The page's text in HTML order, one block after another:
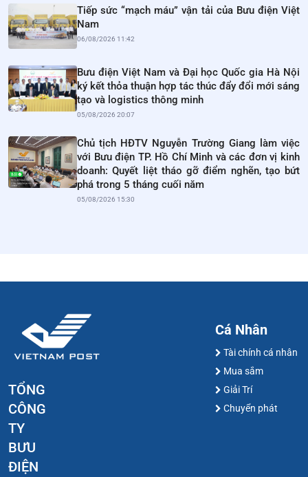
Tiếp sức “mạch máu” vận tải của Bưu điện Việt
Nam
06/08/2026 11:42
Bưu điện Việt Nam và Đại học Quốc gia Hà Nội
ký kết thỏa thuận hợp tác thúc đẩy đổi mới sáng
tạo và logistics thông minh
05/08/2026 20:07
Chủ tịch HĐTV Nguyễn Trường Giang làm việc
với Bưu điện TP. Hồ Chí Minh và các đơn vị kinh
doanh: Quyết liệt tháo gỡ điểm nghẽn, tạo bứt
phá trong 5 tháng cuối năm
05/08/2026 15:30
TỔNG
CÔNG
TY
BƯU
ĐIỆN
Cá Nhân
Tài chính cá nhân
Mua sắm
Giải Trí
Chuyển phát